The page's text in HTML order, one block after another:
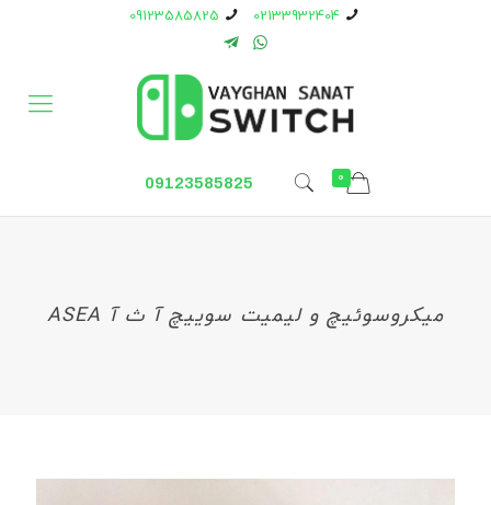
02133932404
09123585825
0
09123585825
میکروسوئیچ و لیمیت سوییچ آ ث آ ASEA